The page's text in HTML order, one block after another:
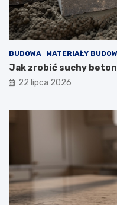
BUDOWA MATERIAŁY
Jak zrobić suchy
22 lipca 2026